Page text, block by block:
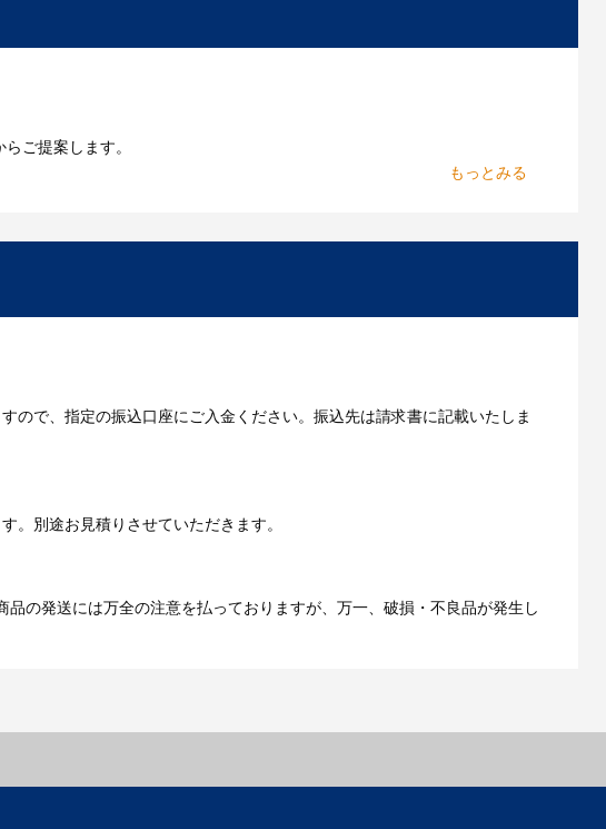
ご提案します。
ので、指定の振込口座にご入金ください。振込先は請求書に記載いたしま
。別途お見積りさせていただきます。
の発送には万全の注意を払っておりますが、万一、破損・不良品が発生し